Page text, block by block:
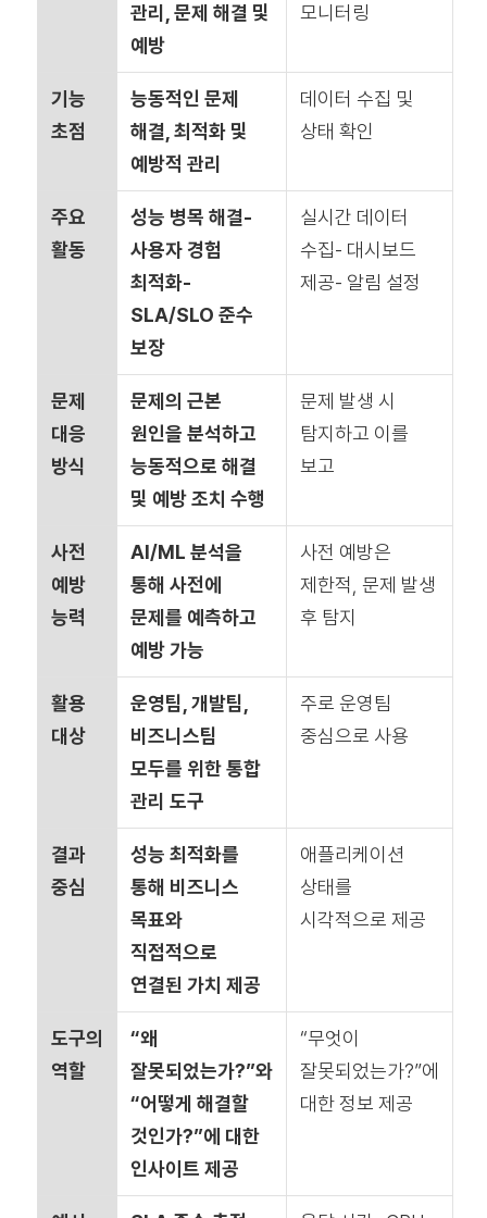
관리, 문제 해결 및
예방
모니터링
기능
초점
능동적인 문제
해결, 최적화 및
예방적 관리
데이터 수집 및
상태 확인
주요
활동
성능 병목 해결-
사용자 경험
최적화-
SLA/SLO 준수
보장
실시간 데이터
수집- 대시보드
제공- 알림 설정
문제
대응
방식
문제의 근본
원인을 분석하고
능동적으로 해결
및 예방 조치 수행
문제 발생 시
탐지하고 이를
보고
사전
예방
능력
AI/ML 분석을
통해 사전에
문제를 예측하고
예방가능
사전 예방은
제한적, 문제 발생
후 탐지
활용
대상
운영팀, 개발팀,
비즈니스팀
모두를 위한통합
관리 도구
주로 운영팀
중심으로 사용
결과
중심
성능 최적화를
통해 비즈니스
목표와
직접적으로
연결된 가치 제공
애플리케이션
상태를
시각적으로 제공
도구의
역할
“왜
잘못되었는가?”와
“어떻게 해결할
것인가?”에 대한
인사이트 제공
“무엇이
잘못되었는가?”에
대한 정보 제공